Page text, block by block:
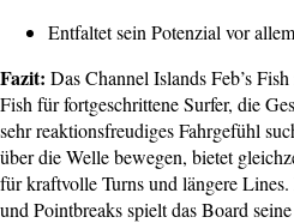
Entfaltet sein Potenzial vor
Fazit: Das Channel Islands Feb’s
Fish für fortgeschrittene Surfer, die
sehr reaktionsfreudiges Fahrgefühl
über die Welle bewegen, bietet
für kraftvolle Turns und längere
und Pointbreaks spielt das Board